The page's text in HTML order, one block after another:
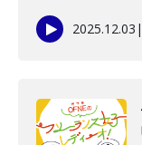
2025.12.03 |